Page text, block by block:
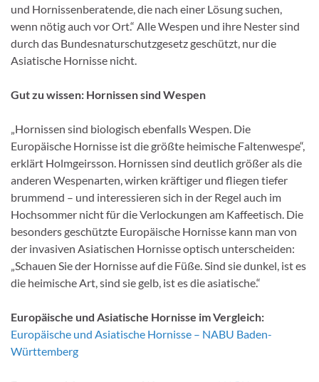
und Hornissenberatende, die nach einer Lösung suchen,
wenn nötig auch vor Ort.“ Alle Wespen und ihre Nester sind
durch das Bundesnaturschutzgesetz geschützt, nur die
Asiatische Hornisse nicht.
Gut zu wissen: Hornissen sind Wespen
„Hornissen sind biologisch ebenfalls Wespen. Die
Europäische Hornisse ist die größte heimische Faltenwespe“,
erklärt Holmgeirsson. Hornissen sind deutlich größer als die
anderen Wespenarten, wirken kräftiger und fliegen tiefer
brummend – und interessieren sich in der Regel auch im
Hochsommer nicht für die Verlockungen am Kaffeetisch. Die
besonders geschützte Europäische Hornisse kann man von
der invasiven Asiatischen Hornisse optisch unterscheiden:
„Schauen Sie der Hornisse auf die Füße. Sind sie dunkel, ist es
die heimische Art, sind sie gelb, ist es die asiatische.“
Europäische und Asiatische Hornisse im Vergleich:
Europäische und Asiatische Hornisse – NABU Baden-
Württemberg